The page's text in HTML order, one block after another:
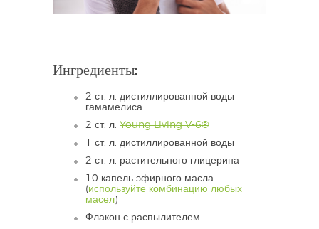
Ингредиенты:
2 ст. л. дистиллированной воды
гамамелиса
2 ст. л. Young Living V-6®
1 ст. л. дистиллированной воды
2 ст. л. растительного глицерина
10 капель эфирного масла
(используйте комбинацию любых
масел)
Флакон с распылителем